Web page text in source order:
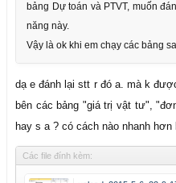
bảng Dự toán và PTVT, muốn
năng này.
Vậy là ok khi em chạy các bảng
dạ e đánh lại stt r đó a. mà k
bên các bảng "giá trị vật tư",
hay s a ? có cách nào nhanh hơn
Các file đính kèm: